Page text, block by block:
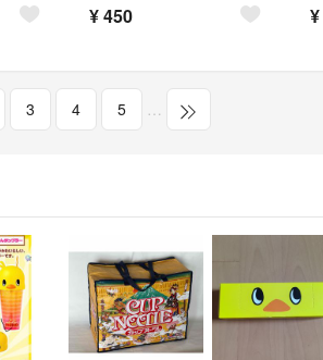
¥450 ¥
3 4 5 …